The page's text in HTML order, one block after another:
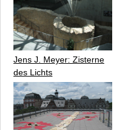
Jens J. Meyer: Zisterne
des Lichts